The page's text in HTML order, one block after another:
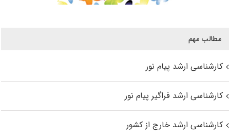
مطالب مهم
کارشناسی ارشد پیام نور
کارشناسی ارشد فراگیر پیام نور
کارشناسی ارشد خارج از کشور